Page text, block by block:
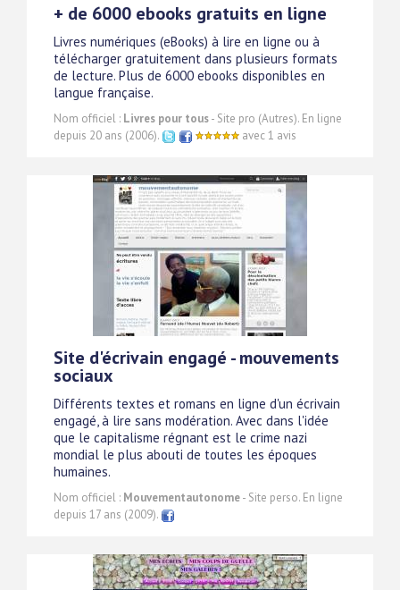
+ de 6000 ebooks gratuits en ligne
Livres numériques (eBooks) à lire en ligne ou à
télécharger gratuitement dans plusieurs formats
de lecture. Plus de 6000 ebooks disponibles en
langue française.
Nom officiel : Livres pour tous- Site pro (Autres). En ligne
depuis 20 ans (2006).
avec 1 avis
Site d'écrivain engagé - mouvements
sociaux
Différents textes et romans en ligne d'un écrivain
engagé, à lire sans modération. Avec dans l'idée
que le capitalisme régnant est le crime nazi
mondial le plus abouti de toutes les époques
humaines.
Nom officiel : Mouvementautonome- Site perso. En ligne
depuis 17 ans (2009).